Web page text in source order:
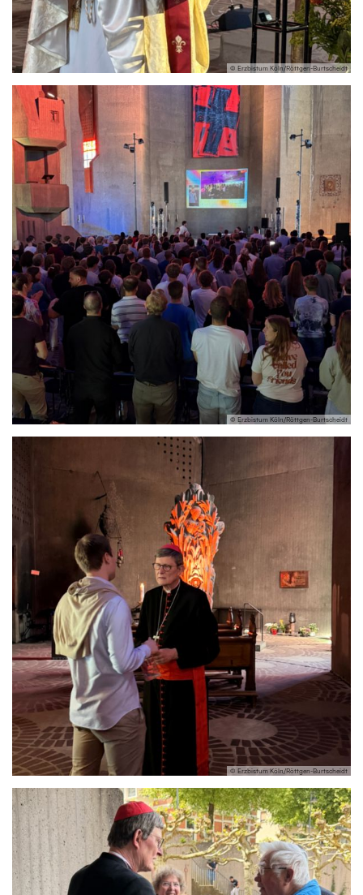
© Erzbistum Köln/Röttgen-Burtscheidt
© Erzbistum Köln/Röttgen-Burtscheidt
© Erzbistum Köln/Röttgen-Burtscheidt